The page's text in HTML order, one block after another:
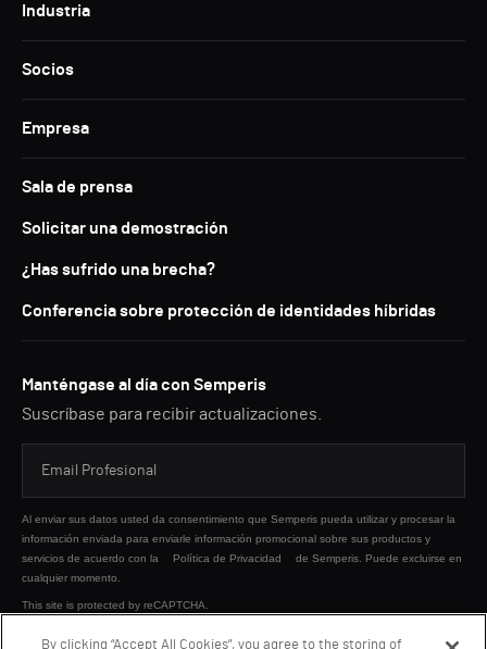
Industria
Socios
Empresa
Sala de prensa
Solicitar una demostración
¿Has sufrido una brecha?
Conferencia sobre protección de identidades híbridas
Manténgase al día con Semperis
Suscríbase para recibir actualizaciones.
Al enviar sus datos usted da consentimiento que Semperis pueda utilizar y procesar la
información enviada para enviarle información promocional sobre sus productos y
servicios de acuerdo con la
Política de Privacidad
de Semperis. Puede excluirse en
cualquier momento.
This site is protected by reCAPTCHA.
By clicking “Accept All Cookies”, you agree to the storing of